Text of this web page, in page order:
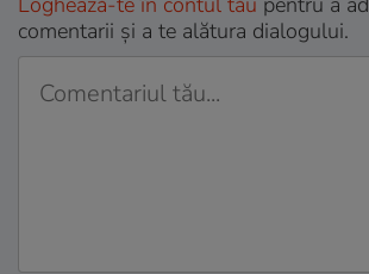
comentarii și a te alătura dialogului.